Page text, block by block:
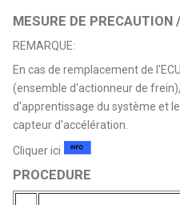
MESURE DE
REMARQUE:
En cas de remplacement de
(ensemble d'actionneur de
d'apprentissage du système et
capteur d'accélération.
Cliquer ici
PROCEDURE